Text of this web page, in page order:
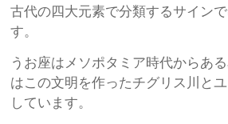
古代の四大元素で分類するサイン
す。
うお座はメソポタミア時代からあ
はこの文明を作ったチグリス川と
しています。